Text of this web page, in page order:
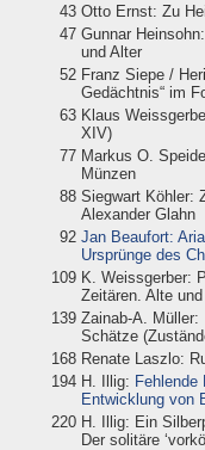
43 Otto Ernst: Zu
47 Gunnar
und Alter
52 Franz Siepe /
Gedächtnis“ im
63 Klaus
XIV)
77 Markus O.
Münzen
88 Siegwart Köhler:
Alexander Glahn
92 Jan Beaufort:
Ursprünge des
109 K. Weissgerber:
Zeitären. Alte
139 Zainab-A. Müller:
Schätze
168 Renate Laszlo:
194 H. Illig: Fehlende
Entwicklung von
220 H. Illig: Ein
Der solitäre